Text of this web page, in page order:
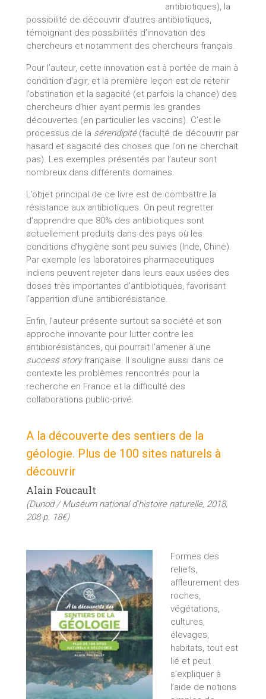
antibiotiques), la
possibilité de découvrir d’autres antibiotiques,
témoignant des possibilités d’innovation des
chercheurs et notamment des chercheurs français.
Pour l’auteur, cette innovation est à portée de main à
condition d’agir, et la première leçon est de retenir
l’obstination et la sagacité (et parfois la chance) des
chercheurs d’hier ayant permis les grandes
découvertes (en particulier les vaccins). C’est le
processus de la sérendipité(faculté de découvrir par
hasard et sagacité des choses que l’on ne cherchait
pas). Les exemples présentés par l’auteur sont
nombreux dans différents domaines.
L’objet principal de ce livre est de combattre la
résistance aux antibiotiques. On peut regretter
d’apprendre que 80% des antibiotiques sont
actuellement produits dans des pays où les
conditions d’hygiène sont peu suivies (Inde, Chine).
Par exemple les laboratoires pharmaceutiques
indiens peuvent rejeter dans leurs eaux usées des
doses très importantes d’antibiotiques, favorisant
l’apparition d’une antibiorésistance.
Enfin, l’auteur présente surtout sa société et son
approche innovante pour lutter contre les
antibiorésistances, qui pourrait l’amener à une
success storyfrançaise. Il souligne aussi dans ce
contexte les problèmes rencontrés pour la
recherche en France et la difficulté des
collaborations public-privé.
A la découverte des sentiers de la
géologie. Plus de 100 sites naturels à
découvrir
Alain Foucault
(Dunod / Muséum national d'histoire naturelle, 2018,
208 p. 18€)
Formes des
reliefs,
affleurement des
roches,
végétations,
cultures,
élevages,
habitats, tout est
lié et peut
s’expliquer à
l’aide de notions